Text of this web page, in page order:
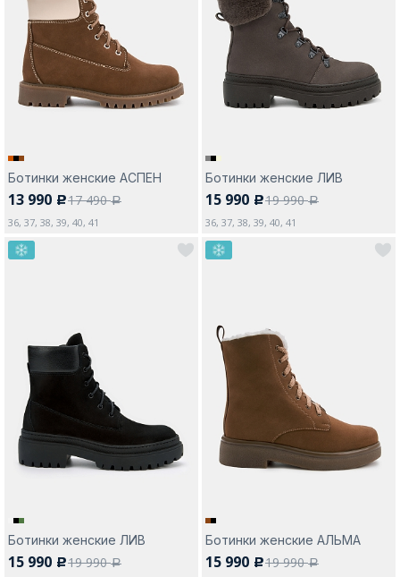
Ботинки женские АСПЕН
13 990 c17 490a
36, 37, 38, 39, 40, 41
Ботинки женские ЛИВ
15 990 c19 990a
36, 37, 38, 39, 40, 41
Ботинки женские ЛИВ
15 990 c19 990a
Ботинки женские АЛЬМА
15 990 c19 990a